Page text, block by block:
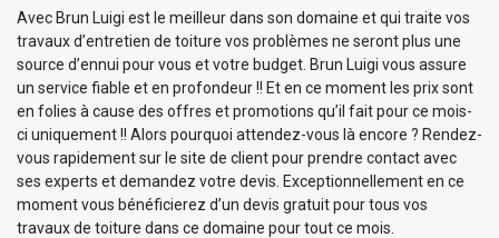
Avec Brun Luigi est le meilleur dans son domaine et qui traite vos
travaux d’entretien de toiture vos problèmes ne seront plus une
source d’ennui pour vous et votre budget. Brun Luigi vous assure
un service fiable et en profondeur !! Et en ce moment les prix sont
en folies à cause des offres et promotions qu’il fait pour ce mois-
ci uniquement !! Alors pourquoi attendez-vous là encore ? Rendez-
vous rapidement sur le site de client pour prendre contact avec
ses experts et demandez votre devis. Exceptionnellement en ce
moment vous bénéficierez d’un devis gratuit pour tous vos
travaux de toiture dans ce domaine pour tout ce mois.